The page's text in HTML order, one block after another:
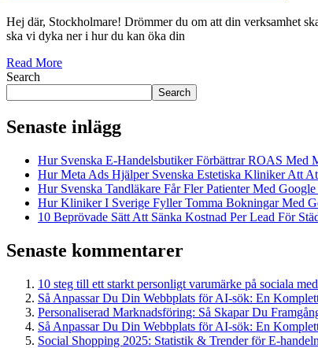
Hej där, Stockholmare! Drömmer du om att din verksamhet
ska vi dyka ner i hur du kan öka din
Read More
Search
Search
Senaste inlägg
Hur Svenska E-Handelsbutiker Förbättrar ROAS Med
Hur Meta Ads Hjälper Svenska Estetiska Kliniker Att
Hur Svenska Tandläkare Får Fler Patienter Med
Hur Kliniker I Sverige Fyller Tomma Bokningar Med
10 Beprövade Sätt Att Sänka Kostnad Per Lead För
Senaste kommentarer
10 steg till ett starkt personligt varumärke på sociala
Så Anpassar Du Din Webbplats för AI-sök: En
Personaliserad Marknadsföring: Så Skapar Du
Så Anpassar Du Din Webbplats för AI-sök: En
Social Shopping 2025: Statistik & Trender för E-handeln